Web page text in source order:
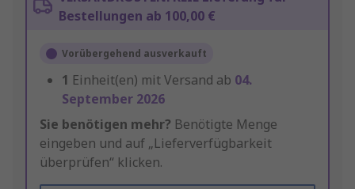
Bestellungen ab 100,00 €
Vorübergehend ausverkauft
1 Einheit(en) mit Versand ab 04.
September 2026
Sie benötigen mehr? Benötigte Menge
eingeben und auf „Lieferverfügbarkeit
überprüfen“ klicken.